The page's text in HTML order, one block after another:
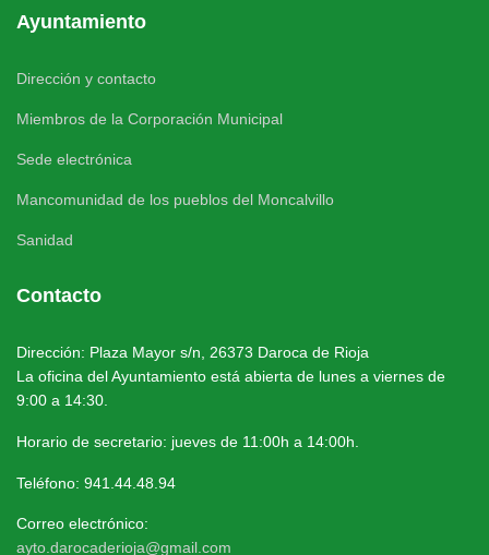
Ayuntamiento
Dirección y contacto
Miembros de la Corporación Municipal
Sede electrónica
Mancomunidad de los pueblos del Moncalvillo
Sanidad
Contacto
Dirección: Plaza Mayor s/n, 26373 Daroca de Rioja
La oficina del Ayuntamiento está abierta de lunes a viernes de
9:00 a 14:30.
Horario de secretario: jueves de 11:00h a 14:00h.
Teléfono: 941.44.48.94
Correo electrónico:
ayto.darocaderioja@gmail.com